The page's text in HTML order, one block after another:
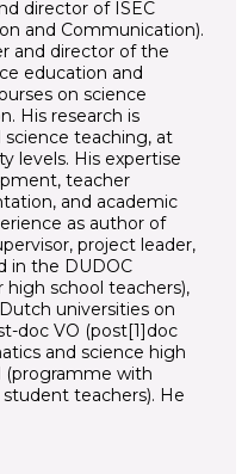
director of ISEC
and Communication).
and director of the
education and
on science
His research is
teaching, at
levels. His expertise
teacher
and academic
as author of
project leader,
in the DUDOC
school teachers),
universities on
doc VO (post[1]doc
and science high
(programme with
teachers). He